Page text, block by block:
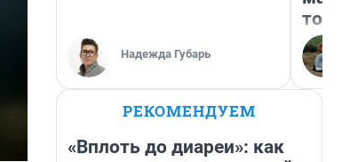
Надежда Губарь
того
РЕКОМЕНДУЕМ
«Вплоть до диареи»: как